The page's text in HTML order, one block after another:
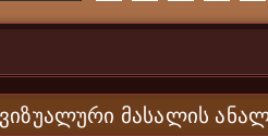
ᲕᲘᲖᲣᲐᲚᲣᲠᲘ ᲛᲐᲡᲐᲚᲘᲡ